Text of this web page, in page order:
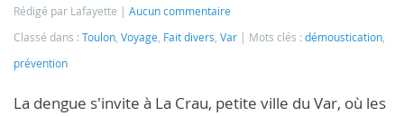
Rédigé par Lafayette
Aucun commentaire
Classé dans : Toulon, Voyage, Fait divers, Var Mots clés : démoustication,
prévention
La dengue s'invite à La Crau, petite ville du Var, où les